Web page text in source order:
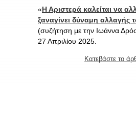
«Η Αριστερά καλείται να
ξαναγίνει δύναμη αλλαγής
(συζήτηση με την Ιωάννα
27 Απριλίου 2025.
Κατεβάστε το